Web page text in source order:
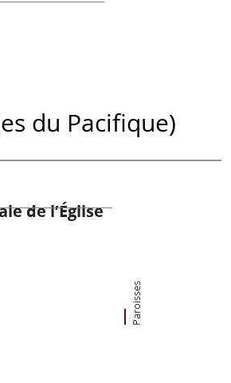
du Pacifique)
de l’Église
Paroisses